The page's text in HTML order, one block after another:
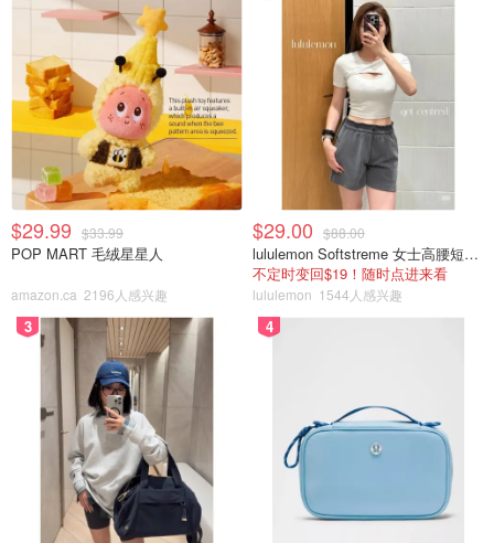
$29.99 $33.99
POP MART 毛绒星星人
amazon.ca 2196人感兴趣
$29.00 $88.00
lululemon Softstreme 女士高腰短裤 10cm
不定时变回$19！随时点进来看
lululemon 1544人感兴趣
3 4